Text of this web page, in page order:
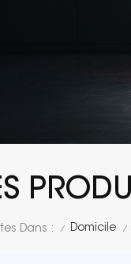
Dans : / Domicile /